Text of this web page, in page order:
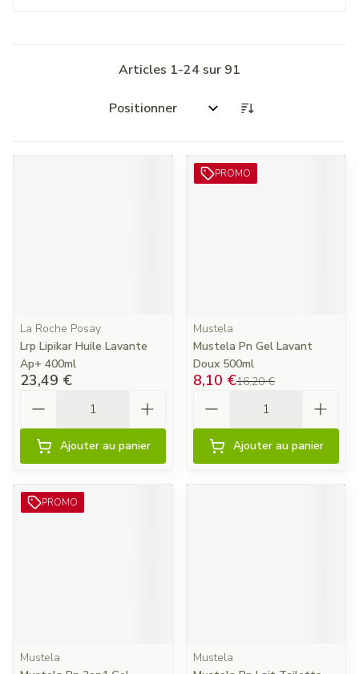
Articles 1-24 sur 91
Trier par:
La Roche Posay
Lrp Lipikar Huile Lavante
Ap+ 400ml
23,49 €
Ajouter au panier
PROMO
Mustela
Mustela Pn Gel Lavant
Doux 500ml
16,20 €
8,10 €
Ajouter au panier
PROMO
Mustela
Mustela